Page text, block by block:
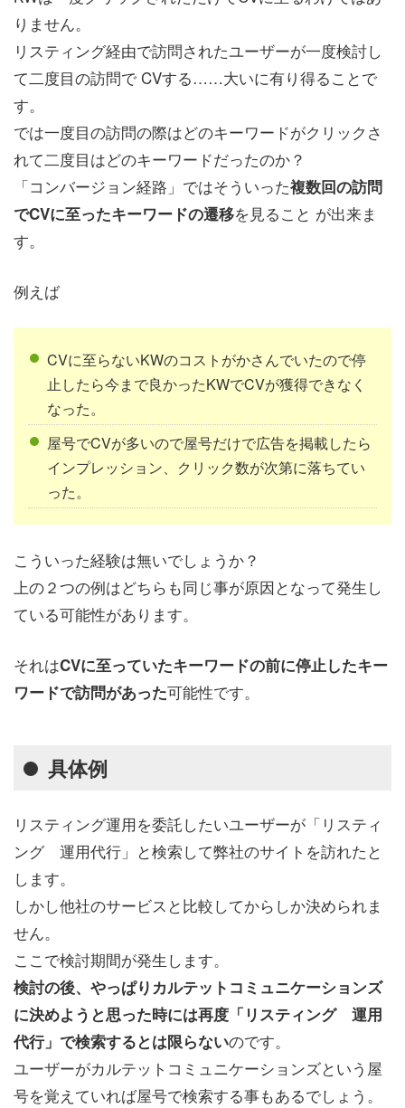
りません。
リスティング経由で訪問されたユーザーが一度検討し
て二度目の訪問で CVする……大いに有り得ることで
す。
では一度目の訪問の際はどのキーワードがクリックさ
れて二度目はどのキーワードだったのか？
「コンバージョン経路」ではそういった複数回の訪問
でCVに至ったキーワードの遷移を見ること が出来ま
す。
例えば
CVに至らないKWのコストがかさんでいたので停
止したら今まで良かったKWでCVが獲得できなく
なった。
屋号でCVが多いので屋号だけで広告を掲載したら
インプレッション、クリック数が次第に落ちてい
った。
こういった経験は無いでしょうか？
上の２つの例はどちらも同じ事が原因となって発生し
ている可能性があります。
それはCVに至っていたキーワードの前に停止したキー
ワードで訪問があった可能性です。
具体例
リスティング運用を委託したいユーザーが「リスティ
ング 運用代行」と検索して弊社のサイトを訪れたと
します。
しかし他社のサービスと比較してからしか決められま
せん。
ここで検討期間が発生します。
検討の後、やっぱりカルテットコミュニケーションズ
に決めようと思った時には再度「リスティング 運用
代行」で検索するとは限らないのです。
ユーザーがカルテットコミュニケーションズという屋
号を覚えていれば屋号で検索する事もあるでしょう。